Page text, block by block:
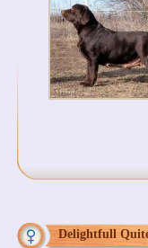
Delightfull